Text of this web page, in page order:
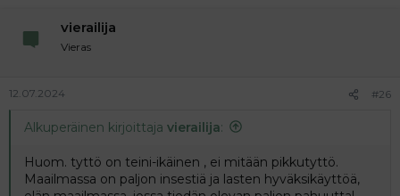
u
l
i
t
a
t
vierailija
Vieras
12.07.2024 #26
Alkuperäinen kirjoittaja vierailija:
Huom. tyttö on teini-ikäinen , ei mitään pikkutyttö.
Maailmassa on paljon insestiä ja lasten hyväksikäyttöä,